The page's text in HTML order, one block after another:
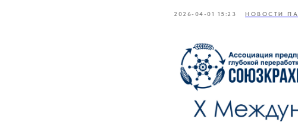
2026-04-01 15:23 НОВОСТИ